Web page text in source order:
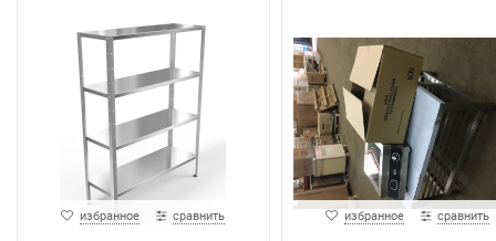
избранное сравнить избранное сравнить